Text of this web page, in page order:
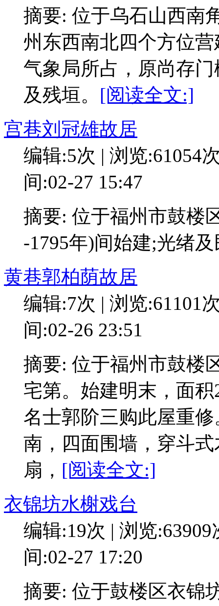
摘要: 位于乌石山西南
州东西南北四个方位
气象局所占，原尚存
及残垣。 [阅读全文:]
宫巷刘冠雄故居
编辑:5次 | 浏览:61054
间:02-27 15:47
摘要: 位于福州市鼓楼
-1795年)间始建;光绪
黄巷郭柏荫故居
编辑:7次 | 浏览:61101
间:02-26 23:51
摘要: 位于福州市鼓楼
宅第。始建明末，面
名士郭阶三购此屋重
南，四面围墙，穿斗
扇， [阅读全文:]
衣锦坊水榭戏台
编辑:19次 | 浏览:63909
间:02-27 17:20
摘要: 位于鼓楼区衣锦